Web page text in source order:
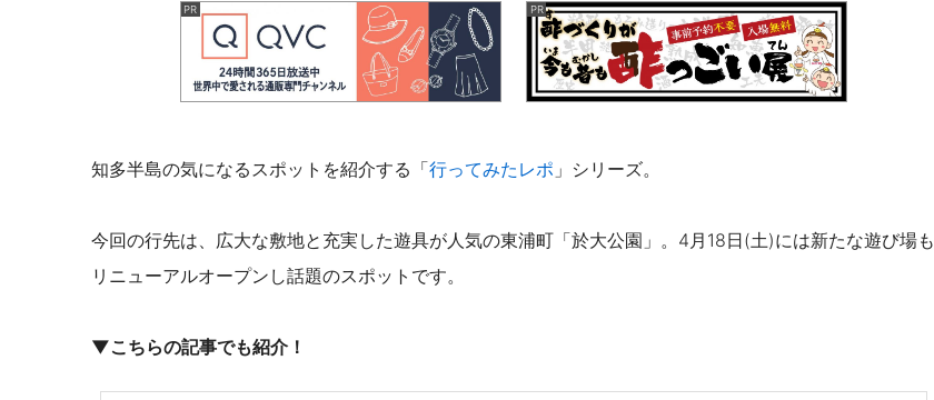
知多半島の気になるスポットを紹介する「行ってみたレポ 」シリーズ。
今回の行先は、 広大な敷地と充実した遊具が人気の東浦町「於大公園」。4月18日(土)には新たな遊び場も
リニューアルオープンし話題のスポットです。
▼こちらの記事でも紹介！